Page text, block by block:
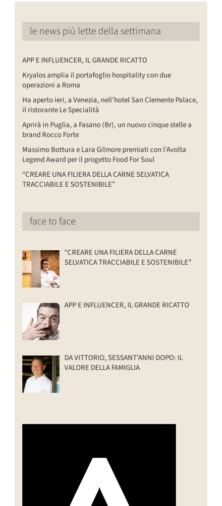
le news più lette della settimana
APP E INFLUENCER, IL GRANDE RICATTO
Kryalos amplia il portafoglio hospitality con due
operazioni a Roma
Ha aperto ieri, a Venezia, nell’hotel San Clemente Palace,
il ristorante Le Specialità
Aprirà in Puglia, a Fasano (Br), un nuovo cinque stelle a
brand Rocco Forte
Massimo Bottura e Lara Gilmore premiati con l’Avolta
Legend Award per il progetto Food For Soul
“CREARE UNA FILIERA DELLA CARNE SELVATICA
TRACCIABILE E SOSTENIBILE”
face to face
“CREARE UNA FILIERA DELLA CARNE
SELVATICA TRACCIABILE E SOSTENIBILE”
APP E INFLUENCER, IL GRANDE RICATTO
DA VITTORIO, SESSANT’ANNI DOPO: IL
VALORE DELLA FAMIGLIA